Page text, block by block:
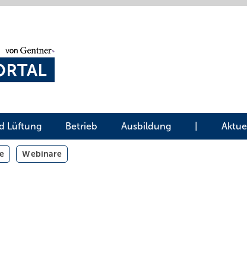
Lüftung Betrieb Ausbildung
Webinare